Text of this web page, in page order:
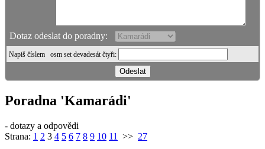
Dotaz odeslat do poradny:
Napiš číslem osm set devadesát čtyři:
Poradna 'Kamarádi'
- dotazy a odpovědi
Strana: 1 2 3 4 5 6 7 8 9 10 11 >> 27